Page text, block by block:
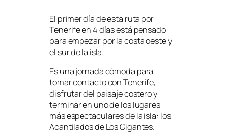
El primer día de esta ruta por
Tenerife en 4 días está pensado
para empezar por la costa oeste y
el sur de la isla.
Es una jornada cómoda para
tomar contacto con Tenerife,
disfrutar del paisaje costero y
terminar en uno de los lugares
más espectaculares de la isla: los
Acantilados de Los Gigantes.